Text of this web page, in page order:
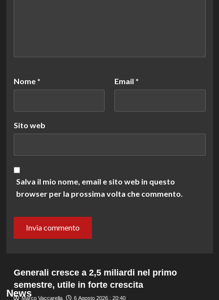
Nome * Email *
Sito web
Salva il mio nome, email e sito web in questo
browser per la prossima volta che commento.
News
Generali cresce a 2,5 miliardi nel primo
semestre, utile in forte crescita
Marco Vaccarella 6 Agosto 2026 : 20:40